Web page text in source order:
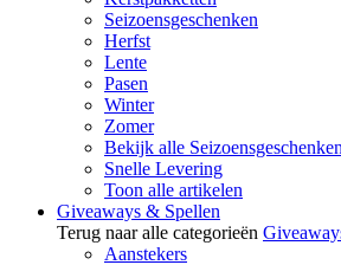
Seizoensgeschenken
Herfst
Lente
Pasen
Winter
Zomer
Bekijk alle Seizoensgeschenken
Snelle Levering
Toon alle artikelen
Giveaways & Spellen
Terug naar alle categorieën
Aanstekers